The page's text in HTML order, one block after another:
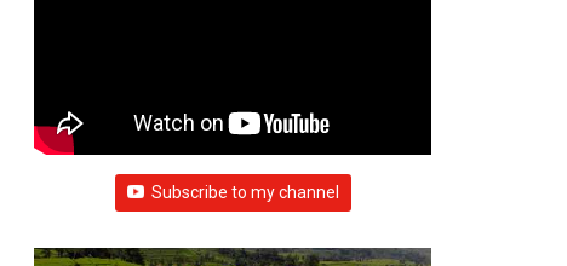
Subscribe to my channel